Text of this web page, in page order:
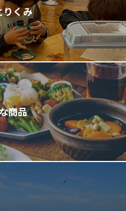
りくみ
商品